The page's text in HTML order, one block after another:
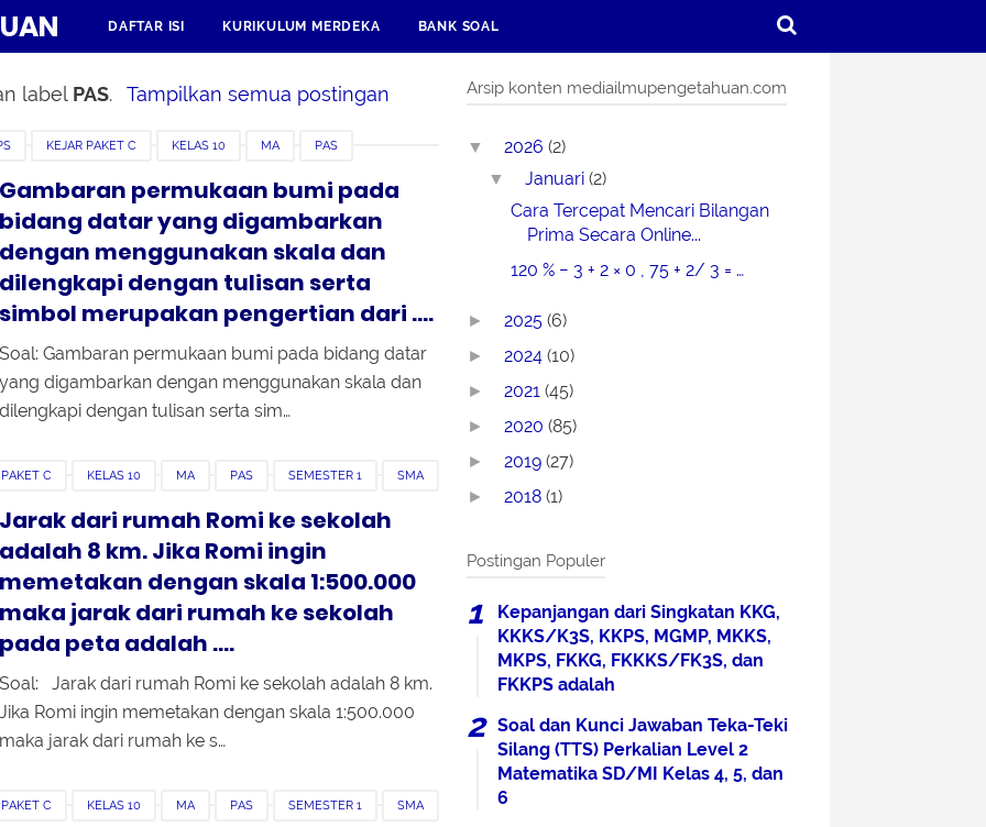
DAFTAR ISI KURIKULUM MERDEKA BANK SOAL
label PAS. Tampilkan semua postingan
KEJAR PAKET C KELAS 10 MA PAS
Gambaran permukaan bumi pada
bidang datar yang digambarkan
dengan menggunakan skala dan
dilengkapi dengan tulisan serta
simbol merupakan pengertian dari ....
Soal: Gambaran permukaan bumi pada bidang datar
yang digambarkan dengan menggunakan skala dan
dilengkapi dengan tulisan serta sim…
C KELAS 10 MA PAS SEMESTER 1 SMA
Jarak dari rumah Romi ke sekolah
adalah 8 km. Jika Romi ingin
memetakan dengan skala 1:500.000
maka jarak dari rumah ke sekolah
pada peta adalah ....
Soal: Jarak dari rumah Romi ke sekolah adalah 8 km.
Jika Romi ingin memetakan dengan skala 1:500.000
maka jarak dari rumah ke s…
C KELAS 10 MA PAS SEMESTER 1 SMA
Arsip konten mediailmupengetahuan.com
▼ 2026 (2)
▼ Januari(2)
Cara Tercepat Mencari Bilangan
Prima Secara Online...
120 % − 3 + 2 × 0 , 75 + 2/ 3 = …
► 2025 (6)
► 2024 (10)
► 2021 (45)
► 2020 (85)
► 2019 (27)
► 2018 (1)
Postingan Populer
Kepanjangan dari Singkatan KKG,
KKKS/K3S, KKPS, MGMP, MKKS,
MKPS, FKKG, FKKKS/FK3S, dan
FKKPS adalah
Soal dan Kunci Jawaban Teka-Teki
Silang (TTS) Perkalian Level 2
Matematika SD/MI Kelas 4, 5, dan
6